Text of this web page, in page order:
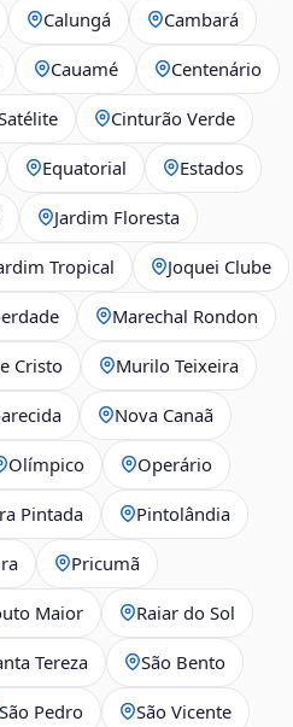
Calungá Cambará
Cauamé Centenário
Cinturão Verde
Equatorial Estados
Jardim Floresta
Tropical Joquei Clube
Marechal Rondon
Cristo Murilo Teixeira
Nova Canaã
Olímpico Operário
Pintada Pintolândia
Pricumã
Maior Raiar do Sol
Tereza São Bento
São Pedro São Vicente